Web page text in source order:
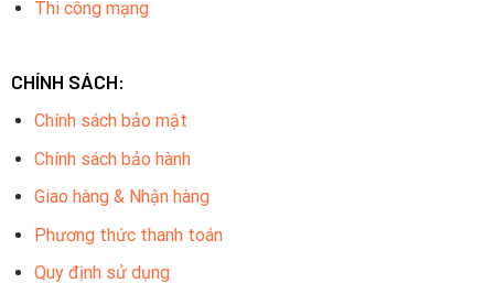
Thi công mạng
CHÍNH SÁCH:
Chính sách bảo mật
Chính sách bảo hành
Giao hàng & Nhận hàng
Phương thức thanh toán
Quy định sử dụng